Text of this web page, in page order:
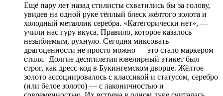
Ещё пару лет назад стилисты схватились бы за голову,
увидев на одной руке тёплый блеск жёлтого золота и
холодный металлик серебра. «Категорически нет», —
учили нас гуру вкуса. Правило, которое казалось
незыблемым, рухнуло. Сегодня миксовать
драгоценности не просто можно — это стало маркером
стиля. Долгие десятилетия ювелирный этикет был
строг, как дресс-код в Букингемском дворце. Жёлтое
золото ассоциировалось с классикой и статусом, серебро
(или белое золото) — с лаконичностью и